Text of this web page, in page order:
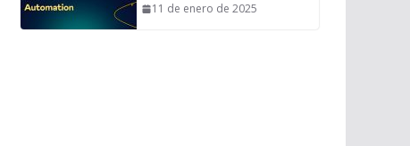
11 de enero de 2025